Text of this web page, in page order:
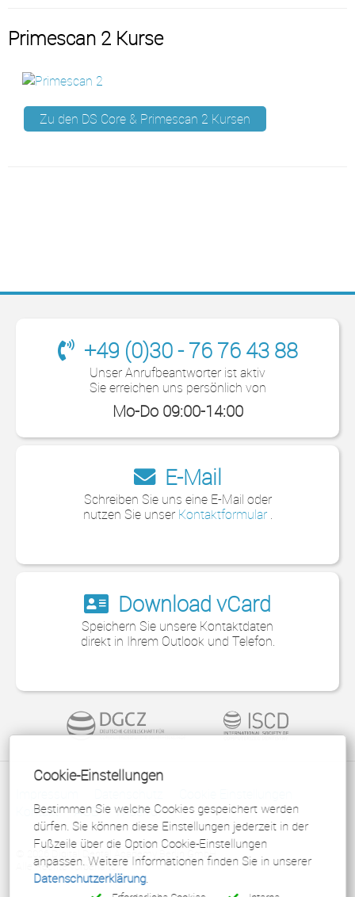
Primescan 2 Kurse
Zu den DS Core & Primescan 2 Kursen
+49 (0)30 - 76 76 43 88
Unser Anrufbeantworter ist aktiv
Sie erreichen uns persönlich von
Mo-Do 09:00-14:00
E-Mail
Schreiben Sie uns eine E-Mail oder
nutzen Sie unser Kontaktformular .
Download vCard
Speichern Sie unsere Kontaktdaten
direkt in Ihrem Outlook und Telefon.
Kontakt
AGB Widerruf
© 2026 Digital Dental Academy Berlin GmbH
Alle Rechte vorbehalten.
Cookie-Einstellungen
Bestimmen Sie welche Cookies gespeichert werden
dürfen. Sie können diese Einstellungen jederzeit in der
Fußzeile über die Option Cookie-Einstellungen
anpassen. Weitere Informationen finden Sie in unserer
Datenschutzerklärung.